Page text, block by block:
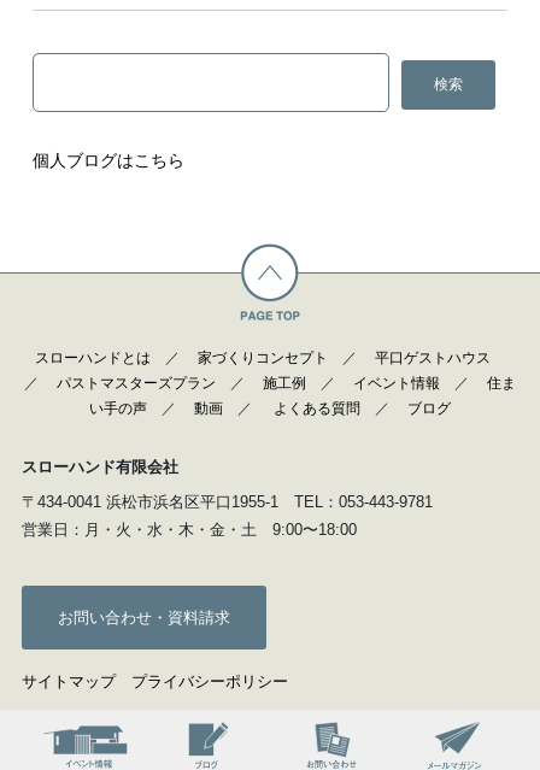
個人ブログはこちら
スローハンドとは ／ 家づくりコンセプト ／ 平口ゲストハウス
／ パストマスターズプラン ／ 施工例 ／ イベント情報 ／ 住ま
い手の声 ／ 動画 ／ よくある質問 ／ ブログ
スローハンド有限会社
〒434-0041 浜松市浜名区平口1955-1 TEL：053-443-9781
営業日：月・火・水・木・金・土 9:00〜18:00
お問い合わせ・資料請求
サイトマップ プライバシーポリシー
Copyright(C) show-hand. All Rights Reserved.